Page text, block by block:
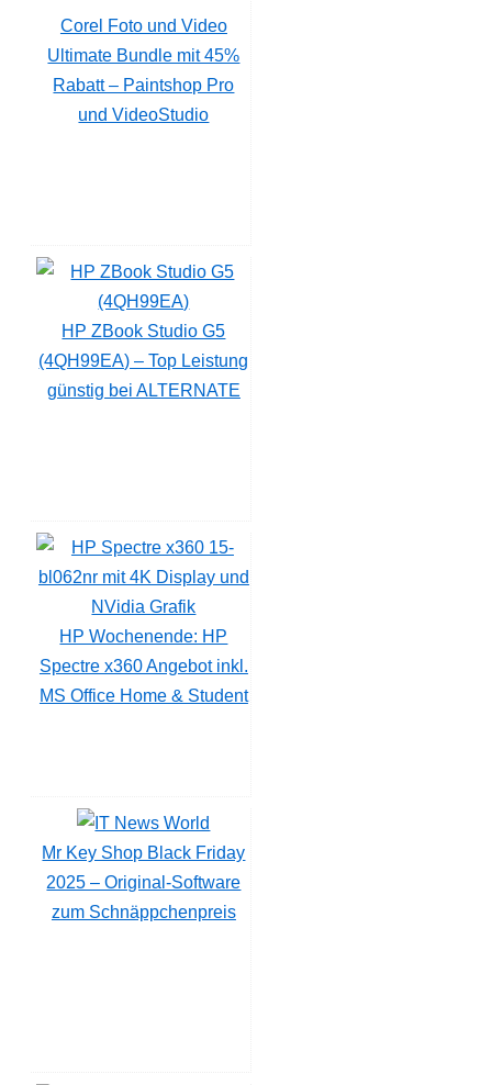
Corel Foto und Video
Ultimate Bundle mit 45%
Rabatt – Paintshop Pro
und VideoStudio
HP ZBook Studio G5
(4QH99EA) – Top Leistung
günstig bei ALTERNATE
HP Wochenende: HP
Spectre x360 Angebot inkl.
MS Office Home & Student
Mr Key Shop Black Friday
2025 – Original-Software
zum Schnäppchenpreis